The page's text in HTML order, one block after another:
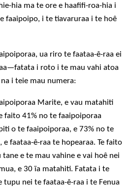
hia ma te ore e haafifi-roa-hia i
faaipoipo, i te tiavaruraa i te hoê
ua riro te faataa-ê-raa ei
i roto i te mau vahi atoa
i teie mau numera:
Marite, e vau matahiti
faito 41% no te faaipoiporaa
o te faaipoiporaa, e 73% no te
faataa-ê-raa te hopearaa. Te faito
e te mau vahine e vai hoê nei
e 30 ïa matahiti. Fatata i te
nei te faataa-ê-raa i te Fenua